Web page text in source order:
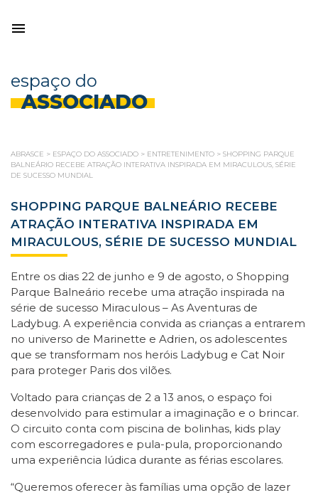
espaço do
ASSOCIADO
ABRASCE > ESPAÇO DO ASSOCIADO > ENTRETENIMENTO > SHOPPING PARQUE
BALNEÁRIO RECEBE ATRAÇÃO INTERATIVA INSPIRADA EM MIRACULOUS, SÉRIE
DE SUCESSO MUNDIAL
SHOPPING PARQUE BALNEÁRIO RECEBE
ATRAÇÃO INTERATIVA INSPIRADA EM
MIRACULOUS, SÉRIE DE SUCESSO MUNDIAL
Entre os dias 22 de junho e 9 de agosto, o Shopping
Parque Balneário recebe uma atração inspirada na
série de sucesso Miraculous – As Aventuras de
Ladybug. A experiência convida as crianças a entrarem
no universo de Marinette e Adrien, os adolescentes
que se transformam nos heróis Ladybug e Cat Noir
para proteger Paris dos vilões.
Voltado para crianças de 2 a 13 anos, o espaço foi
desenvolvido para estimular a imaginação e o brincar.
O circuito conta com piscina de bolinhas, kids play
com escorregadores e pula-pula, proporcionando
uma experiência lúdica durante as férias escolares.
“Queremos oferecer às famílias uma opção de lazer